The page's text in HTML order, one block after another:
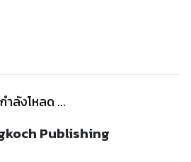
...แต่มันก็ไม่สำคัญอะไรแล้วเมื่อหล่อน
กำลังโหลด ...
Publishing